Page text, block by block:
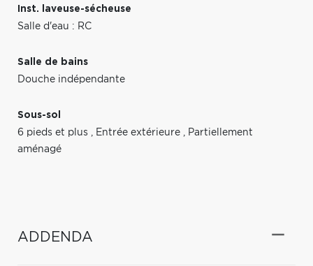
Inst. laveuse-sécheuse
Salle d'eau : RC
Salle de bains
Douche indépendante
Sous-sol
6 pieds et plus , Entrée extérieure , Partiellement
aménagé
ADDENDA